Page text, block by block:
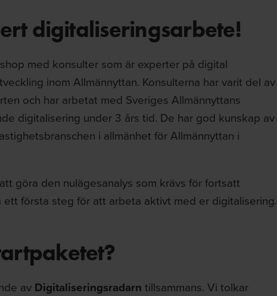
digitaliseringsarbete!
med konsulter som är experter på digital
inom Allmännyttan. Konsulterna har varit del av
och har arbetat med Sveriges Allmännyttans
digitalisering under 3 års tid. De har god kunskap av
i allmänhet för Allmännyttan i
att göra den nulägesanalys som krävs för fortsatt
första steg för att arbeta aktivt med er digitalisering.
av Digitaliseringsradarn tillsammans. Vi tolkar